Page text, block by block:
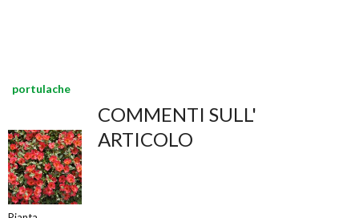
portulache
COMMENTI SULL'
ARTICOLO